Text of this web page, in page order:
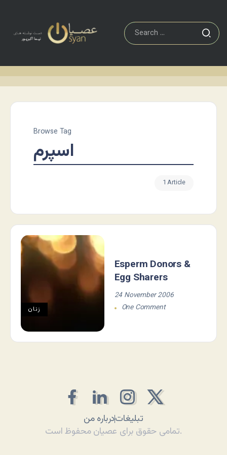
Browse Tag
اسپرم
1 Article
زنان
Esperm Donors &
Egg Sharers
24 November 2006
One Comment
درباره منتبلیغات
تمامی حقوق برای عصیان محفوظ است.